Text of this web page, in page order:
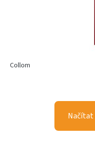
Collom
Načítat